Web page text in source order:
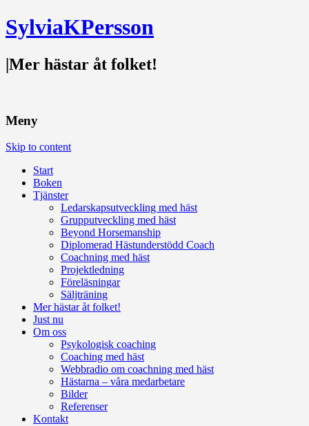
SylviaKPersson
|Mer hästar åt folket!
Meny
Skip to content
Start
Boken
Tjänster
Ledarskapsutveckling med häst
Grupputveckling med häst
Beyond Horsemanship
Diplomerad Hästunderstödd Coach
Coachning med häst
Projektledning
Föreläsningar
Säljträning
Mer hästar åt folket!
Just nu
Om oss
Psykologisk coaching
Coaching med häst
Webbradio om coachning med häst
Hästarna – våra medarbetare
Bilder
Referenser
Kontakt